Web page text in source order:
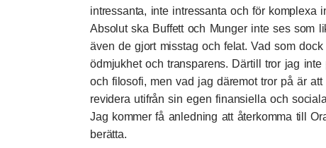
intressanta, inte intressanta och för komplexa
Absolut ska Buffett och Munger inte ses som
även de gjort misstag och felat. Vad som
ödmjukhet och transparens. Därtill tror jag
och filosofi, men vad jag däremot tror på är
revidera utifrån sin egen finansiella och
Jag kommer få anledning att återkomma till
berätta.